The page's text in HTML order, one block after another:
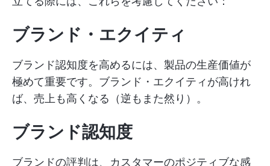
ブランド・エクイティ
ブランド認知度を高めるには、製品の生産価値が
極めて重要です。ブランド・エクイティが高けれ
ば、売上も高くなる（逆もまた然り）。
ブランド認知度
ブランドの評判は、カスタマーのポジティブな感